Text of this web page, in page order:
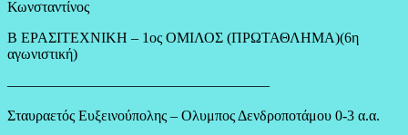
Κωνσταντίνος
Β ΕΡΑΣΙΤΕΧΝΙΚΗ – 1ος ΟΜΙΛΟΣ (ΠΡΩΤΑΘΛΗΜΑ)(6η
αγωνιστική)
——————————————————
Σταυραετός Ευξεινούπολης – Ολυμπος Δενδροποτάμου 0-3 α.α.